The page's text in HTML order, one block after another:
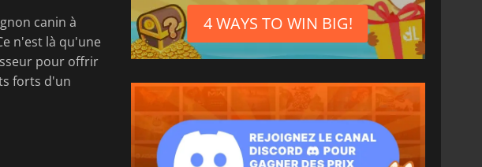
canin à
n'est là qu'une
pour offrir
forts d'un
4 WAYS TO WIN BIG!